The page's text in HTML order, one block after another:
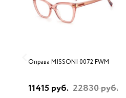
Оправа MISSONI 0072 FWM
11415 руб. 22830 руб.